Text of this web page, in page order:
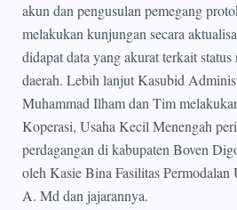
akun dan pengusulan pemegang
melakukan kunjungan secara
didapat data yang akurat terkait
daerah. Lebih lanjut Kasubid
Muhammad Ilham dan Tim
Koperasi, Usaha Kecil Menengah
perdagangan di kabupaten Boven
oleh Kasie Bina Fasilitas
A. Md dan jajarannya.